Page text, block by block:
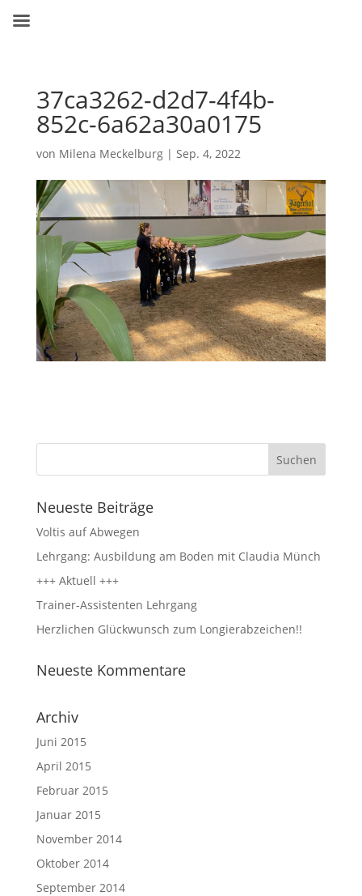
37ca3262-d2d7-4f4b-
852c-6a62a30a0175
von Milena Meckelburg| Sep. 4, 2022
Neueste Beiträge
Voltis auf Abwegen
Lehrgang: Ausbildung am Boden mit Claudia Münch
+++ Aktuell +++
Trainer-Assistenten Lehrgang
Herzlichen Glückwunsch zum Longierabzeichen!!
Neueste Kommentare
Archiv
Juni 2015
April 2015
Februar 2015
Januar 2015
November 2014
Oktober 2014
September 2014